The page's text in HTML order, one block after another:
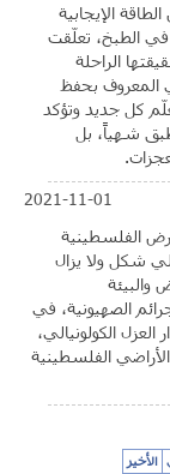
الإيجابية
في الطبخ، تعلّقت
الراحلة
المعروف بحفظ
كل جديد وتؤكد
شهياً، بل
2021-11-01
الفلسطينية
شكل ولا يزال
والبيئة
الصهيونية، في
العزل الكولونيالي،
الفلسطينية
الأخير